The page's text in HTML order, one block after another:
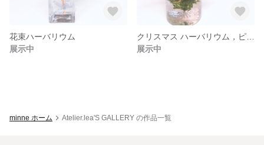
花束ハーバリウム
展示中
展示中
minne ホーム Atelier.lea'S GALLERY の作品一覧